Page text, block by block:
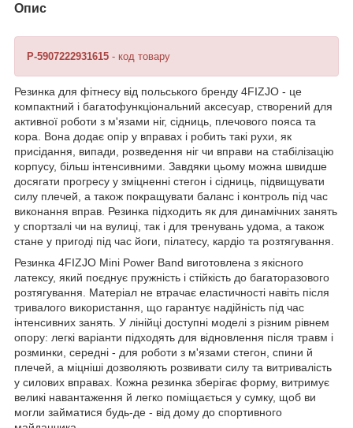
Опис
P-5907222931615 - код товару
Резинка для фітнесу від польського бренду 4FIZJO - це
компактний і багатофункціональний аксесуар, створений для
активної роботи з м'язами ніг, сідниць, плечового пояса та
кора. Вона додає опір у вправах і робить такі рухи, як
присідання, випади, розведення ніг чи вправи на стабілізацію
корпусу, більш інтенсивними. Завдяки цьому можна швидше
досягати прогресу у зміцненні стегон і сідниць, підвищувати
силу плечей, а також покращувати баланс і контроль під час
виконання вправ. Резинка підходить як для динамічних занять
у спортзалі чи на вулиці, так і для тренувань удома, а також
стане у пригоді під час йоги, пілатесу, кардіо та розтягування.
Резинка 4FIZJO Mini Power Band виготовлена з якісного
латексу, який поєднує пружність і стійкість до багаторазового
розтягування. Матеріал не втрачає еластичності навіть після
тривалого використання, що гарантує надійність під час
інтенсивних занять. У лінійці доступні моделі з різним рівнем
опору: легкі варіанти підходять для відновлення після травм і
розминки, середні - для роботи з м'язами стегон, спини й
плечей, а міцніші дозволяють розвивати силу та витривалість
у силових вправах. Кожна резинка зберігає форму, витримує
великі навантаження й легко поміщається у сумку, щоб ви
могли займатися будь-де - від дому до спортивного